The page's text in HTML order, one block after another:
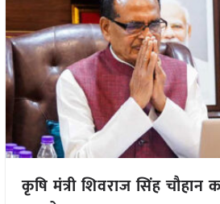
कृषि मंत्री शिवराज सिंह चौहान